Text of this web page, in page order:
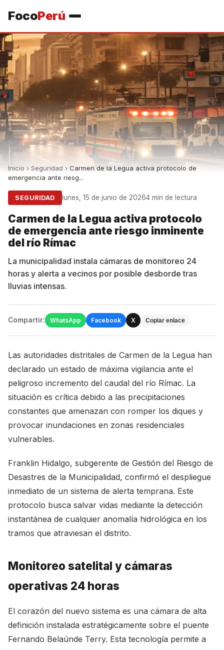
FocoPerú
Inicio › Seguridad › Carmen de la Legua activa protocolo de
emergencia ante riesg...
SEGURIDAD lunes, 15 de junio de 20264 min de lectura
Carmen de la Legua activa protocolo
de emergencia ante riesgo inminente
del río Rímac
La municipalidad instala cámaras de monitoreo 24
horas y alerta a vecinos por posible desborde tras
lluvias intensas.
Compartir: WhatsApp Facebook X Copiar enlace
Las autoridades distritales de Carmen de la Legua han
declarado un estado de máxima vigilancia ante el
peligroso incremento del caudal del río Rímac. La
situación es crítica debido a las precipitaciones
constantes que amenazan con romper los diques y
provocar inundaciones en zonas residenciales
vulnerables.
Franklin Hidalgo, subgerente de Gestión del Riesgo de
Desastres de la Municipalidad, confirmó el despliegue
inmediato de un sistema de alerta temprana. Este
protocolo busca salvar vidas mediante la detección
instantánea de cualquier anomalía hidrológica en los
tramos que atraviesan el distrito.
Monitoreo satelital y cámaras
operativas 24 horas
El corazón del nuevo sistema es una cámara de alta
definición instalada estratégicamente sobre el puente
Fernando Belaúnde Terry. Esta tecnología permite a